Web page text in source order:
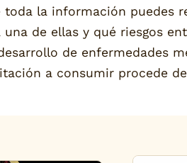
la información puedes
de ellas y qué riesgos
de enfermedades
a consumir procede